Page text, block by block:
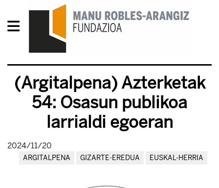
(Argitalpena) Azterketak
54: Osasun publikoa
larrialdi egoeran
2024/11/20
ARGITALPENA GIZARTE-EREDUA EUSKAL-HERRIA